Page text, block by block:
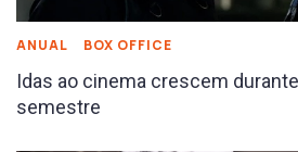
ANUAL BOX OFFICE
Idas ao cinema crescem
semestre